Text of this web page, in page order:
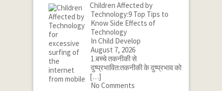
Children Affected by
Technology:9 Top Tips to
Know Side Effects of
Technology
In Child Develop
August 7, 2026
1.बच्चे तकनीकी से
दुष्प्रभावित:तकनीकी के दुष्प्रभाव को
[…]
No Comments